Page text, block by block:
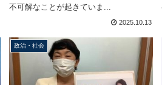
被害者ムーブを始める【KSL
不可解なことが起きていま...
2025.10.13
政治・社会